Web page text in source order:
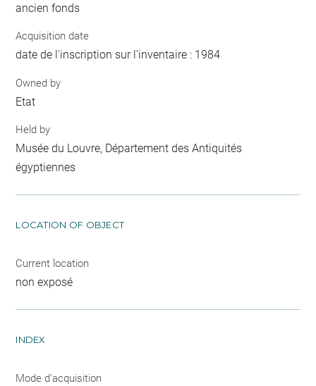
ancien fonds
Acquisition date
date de l'inscription sur l'inventaire : 1984
Owned by
Etat
Held by
Musée du Louvre, Département des Antiquités
égyptiennes
LOCATION OF OBJECT
Current location
non exposé
INDEX
Mode d'acquisition